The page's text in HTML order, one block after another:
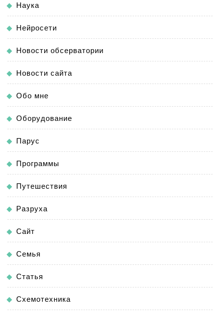
Наука
Нейросети
Новости обсерватории
Новости сайта
Обо мне
Оборудование
Парус
Программы
Путешествия
Разруха
Сайт
Семья
Статья
Схемотехника